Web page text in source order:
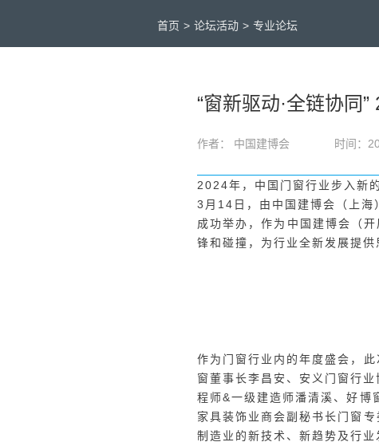
首页 > 论坛活动 > 专业论坛
“窗新驱动·全链协同
作者： 中国建博会 时间：
2024年，中国门窗行业步入新
3月14日，由中国建博会（上海
成功举办，作为中国建博会（
锋和碰撞，为行业全新发展提供
作为门窗行业内的年度盛会，
窗董事长李昌安、安义门窗行
程师&一级建造师潘清溪、好
家具装饰业商会副秘书长门窗
制造业的新技术、新趋势及行业